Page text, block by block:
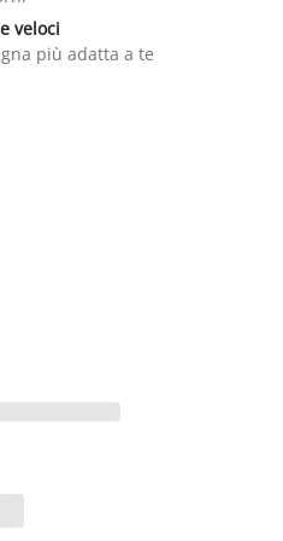
veloci
più adatta a te